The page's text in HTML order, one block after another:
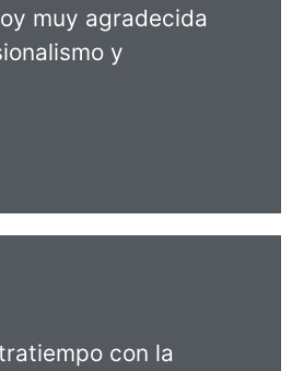
muy agradecida
y
con la